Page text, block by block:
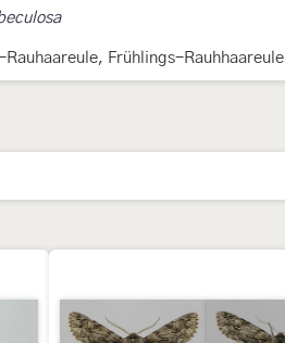
Rauhaareule, Frühlings-Rauhhaareule